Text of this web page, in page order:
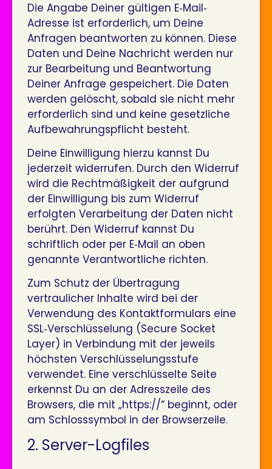
Die Angabe Deiner gültigen E‐Mail‐
Adresse ist erforderlich, um Deine
Anfragen beantworten zu können. Diese
Daten und Deine Nachricht werden nur
zur Bearbeitung und Beantwortung
Deiner Anfrage gespeichert. Die Daten
werden gelöscht, sobald sie nicht mehr
erforderlich sind und keine gesetzliche
Aufbewahrungspflicht besteht.
Deine Einwilligung hierzu kannst Du
jederzeit widerrufen. Durch den Widerruf
wird die Rechtmäßigkeit der aufgrund
der Einwilligung bis zum Widerruf
erfolgten Verarbeitung der Daten nicht
berührt. Den Widerruf kannst Du
schriftlich oder per E‐Mail an oben
genannte Verantwortliche richten.
Zum Schutz der Übertragung
vertraulicher Inhalte wird bei der
Verwendung des Kontaktformulars eine
SSL‐Verschlüsselung (Secure Socket
Layer) in Verbindung mit der jeweils
höchsten Verschlüsselungsstufe
verwendet. Eine verschlüsselte Seite
erkennst Du an der Adresszeile des
Browsers, die mit „https://“ beginnt, oder
am Schlosssymbol in der Browserzeile.
2. Server-Logfiles